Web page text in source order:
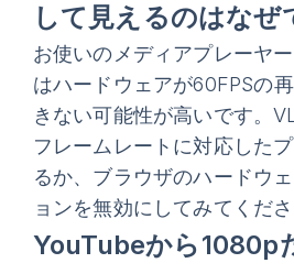
して見えるのはなぜ
お使いのメディアプレーヤ
はハードウェアが60FPSの
きない可能性が高いです。
フレームレートに対応した
るか、ブラウザのハードウ
ョンを無効にしてみてくださ
YouTubeから1080p